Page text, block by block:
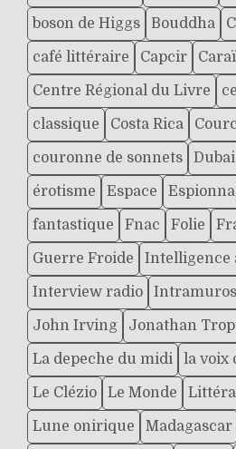
boson de Higgs Bouddha
café littéraire Capcir
Centre Régional du Livre
classique Costa Rica
couronne de sonnets Dubai
érotisme Espace
fantastique Fnac Folie
Guerre Froide Intelligence
Interview radio Intramuros
John Irving Jonathan
La depeche du midi la voix
Le Clézio Le Monde
Lune onirique Madagascar